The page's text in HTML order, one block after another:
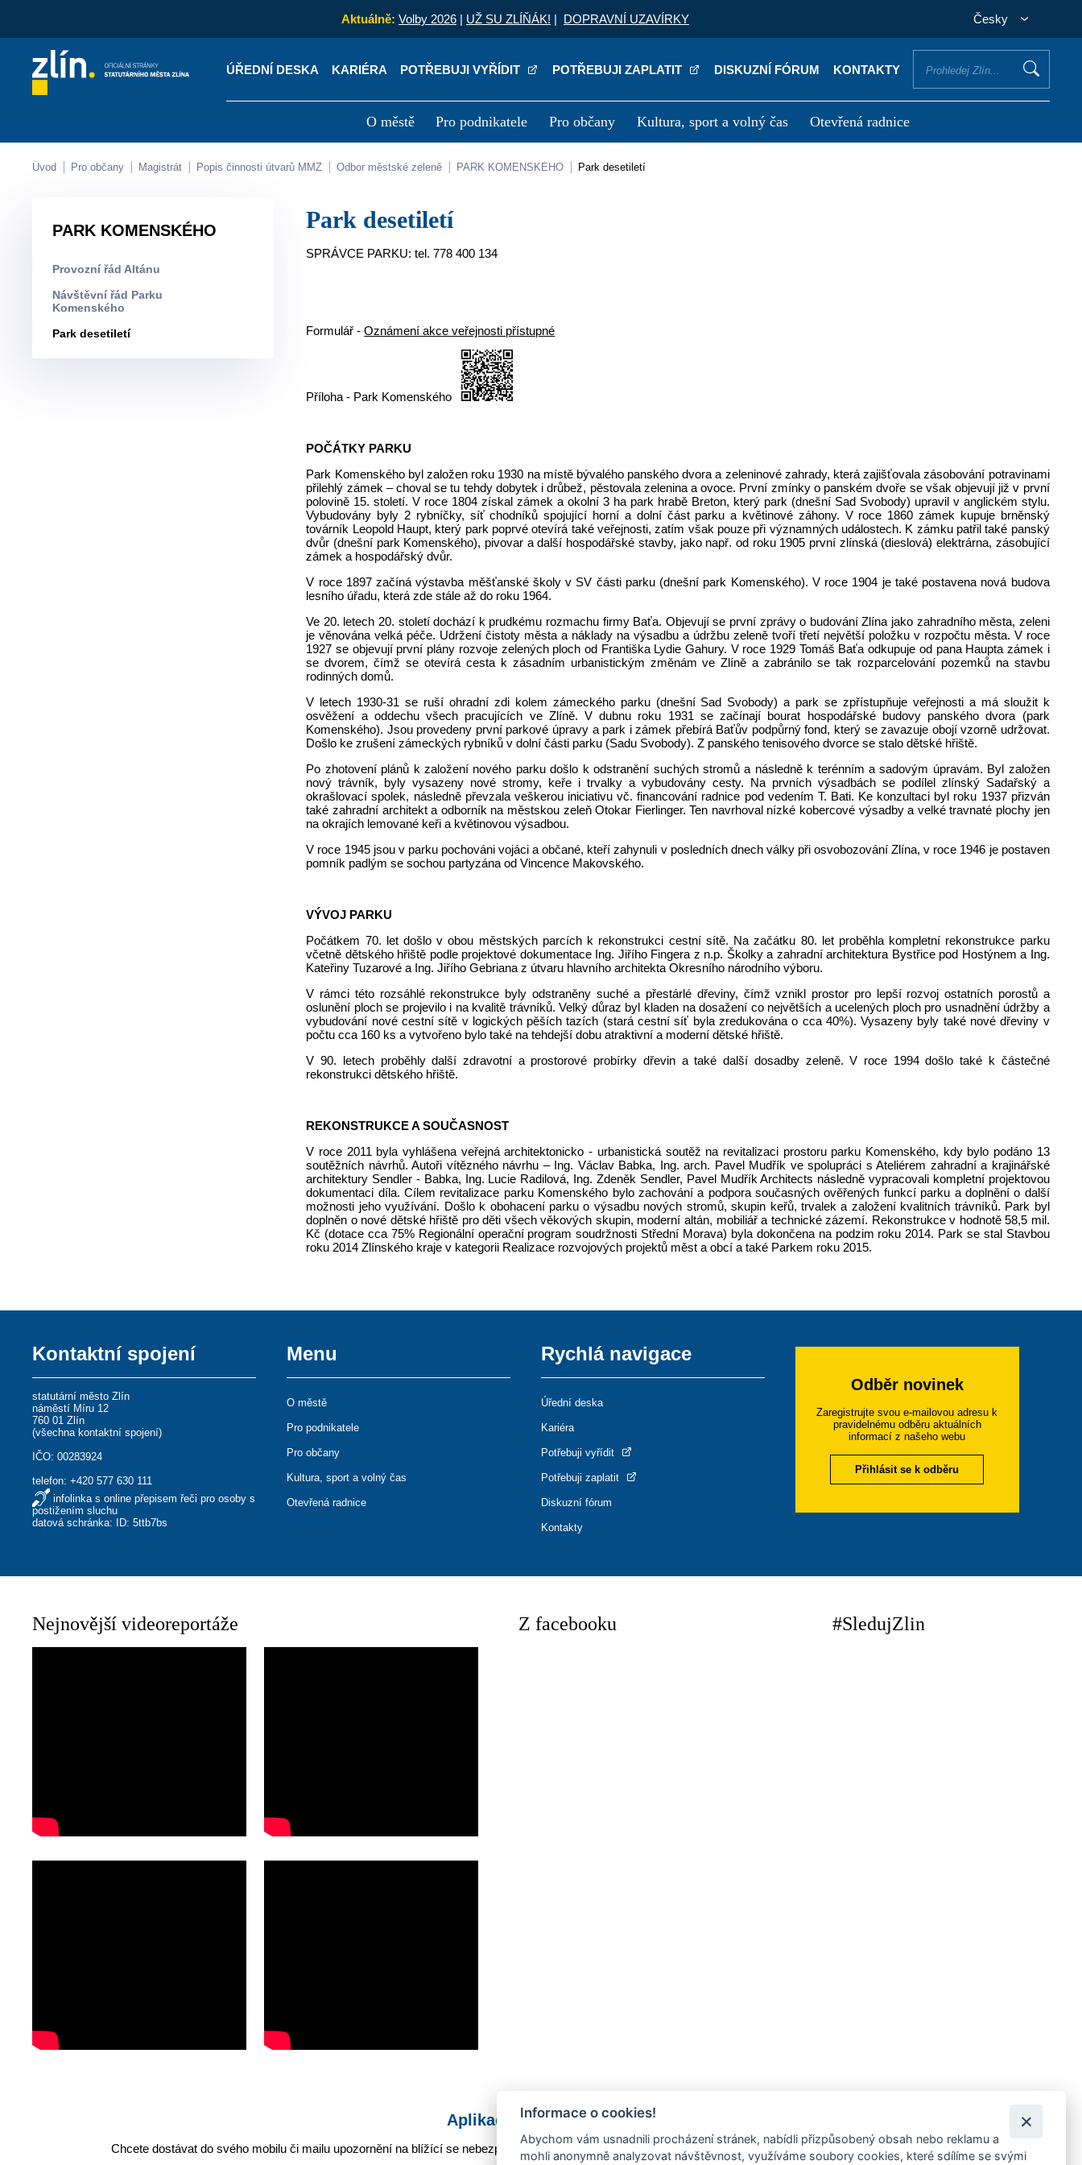
Aktuálně: Volby 2026 | UŽ SU ZLÍŇÁK! | DOPRAVNÍ UZAVÍRKY Česky
ÚŘEDNÍ DESKA KARIÉRA POTŘEBUJI VYŘÍDIT POTŘEBUJI ZAPLATIT DISKUZNÍ FÓRUM KONTAKTY
O městě Pro podnikatele Pro občany Kultura, sport a volný čas Otevřená radnice
Kontakty Úřední deska Kariéra
Úvod Pro občany Magistrát Popis činnosti útvarů MMZ Odbor městské zeleně PARK KOMENSKÉHO Park desetiletí
PARK KOMENSKÉHO
Provozní řád Altánu
Návštěvní řád Parku
Komenského
Park desetiletí
Park desetiletí
SPRÁVCE PARKU: tel. 778 400 134
Formulář -Oznámení akce veřejnosti přístupné
Příloha - Park Komenského
POČÁTKY PARKU
Park Komenského byl založen roku 1930 na místě bývalého panského dvora a zeleninové zahrady, která zajišťovala zásobování potravinami
přilehlý zámek – choval se tu tehdy dobytek i drůbež, pěstovala zelenina a ovoce. První zmínky o panském dvoře se však objevují již v první
polovině 15. století. V roce 1804 získal zámek a okolní 3 ha park hrabě Breton, který park (dnešní Sad Svobody) upravil v anglickém stylu.
Vybudovány byly 2 rybníčky, síť chodníků spojující horní a dolní část parku a květinové záhony. V roce 1860 zámek kupuje brněnský
továrník Leopold Haupt, který park poprvé otevírá také veřejnosti, zatím však pouze při významných událostech. K zámku patřil také panský
dvůr (dnešní park Komenského), pivovar a další hospodářské stavby, jako např. od roku 1905 první zlínská (dieslová) elektrárna, zásobující
zámek a hospodářský dvůr.
V roce 1897 začíná výstavba měšťanské školy v SV části parku (dnešní park Komenského). V roce 1904 je také postavena nová budova
lesního úřadu, která zde stále až do roku 1964.
Ve 20. letech 20. století dochází k prudkému rozmachu firmy Baťa. Objevují se první zprávy o budování Zlína jako zahradního města, zeleni
je věnována velká péče. Udržení čistoty města a náklady na výsadbu a údržbu zeleně tvoří třetí největší položku v rozpočtu města. V roce
1927 se objevují první plány rozvoje zelených ploch od Františka Lydie Gahury. V roce 1929 Tomáš Baťa odkupuje od pana Haupta zámek i
se dvorem, čímž se otevírá cesta k zásadním urbanistickým změnám ve Zlíně a zabránilo se tak rozparcelování pozemků na stavbu
rodinných domů.
V letech 1930-31 se ruší ohradní zdi kolem zámeckého parku (dnešní Sad Svobody) a park se zpřístupňuje veřejnosti a má sloužit k
osvěžení a oddechu všech pracujících ve Zlíně. V dubnu roku 1931 se začínají bourat hospodářské budovy panského dvora (park
Komenského). Jsou provedeny první parkové úpravy a park i zámek přebírá Baťův podpůrný fond, který se zavazuje obojí vzorně udržovat.
Došlo ke zrušení zámeckých rybníků v dolní části parku (Sadu Svobody). Z panského tenisového dvorce se stalo dětské hřiště.
Po zhotovení plánů k založení nového parku došlo k odstranění suchých stromů a následně k terénním a sadovým úpravám. Byl založen
nový trávník, byly vysazeny nové stromy, keře i trvalky a vybudovány cesty. Na prvních výsadbách se podílel zlínský Sadařský a
okrašlovací spolek, následně převzala veškerou iniciativu vč. financování radnice pod vedením T. Bati. Ke konzultaci byl roku 1937 přizván
také zahradní architekt a odborník na městskou zeleň Otokar Fierlinger. Ten navrhoval nízké kobercové výsadby a velké travnaté plochy jen
na okrajích lemované keři a květinovou výsadbou.
V roce 1945 jsou v parku pochováni vojáci a občané, kteří zahynuli v posledních dnech války při osvobozování Zlína, v roce 1946 je postaven
pomník padlým se sochou partyzána od Vincence Makovského.
VÝVOJ PARKU
Počátkem 70. let došlo v obou městských parcích k rekonstrukci cestní sítě. Na začátku 80. let proběhla kompletní rekonstrukce parku
včetně dětského hřiště podle projektové dokumentace Ing. Jiřího Fingera z n.p. Školky a zahradní architektura Bystřice pod Hostýnem a Ing.
Kateřiny Tuzarové a Ing. Jiřího Gebriana z útvaru hlavního architekta Okresního národního výboru.
V rámci této rozsáhlé rekonstrukce byly odstraněny suché a přestárlé dřeviny, čímž vznikl prostor pro lepší rozvoj ostatních porostů a
oslunění ploch se projevilo i na kvalitě trávníků. Velký důraz byl kladen na dosažení co největších a ucelených ploch pro usnadnění údržby a
vybudování nové cestní sítě v logických pěších tazích (stará cestní síť byla zredukována o cca 40%). Vysazeny byly také nové dřeviny v
počtu cca 160 ks a vytvořeno bylo také na tehdejší dobu atraktivní a moderní dětské hřiště.
V 90. letech proběhly další zdravotní a prostorové probírky dřevin a také další dosadby zeleně. V roce 1994 došlo také k částečné
rekonstrukci dětského hřiště.
REKONSTRUKCE A SOUČASNOST
V roce 2011 byla vyhlášena veřejná architektonicko - urbanistická soutěž na revitalizaci prostoru parku Komenského, kdy bylo podáno 13
soutěžních návrhů. Autoři vítězného návrhu – Ing. Václav Babka, Ing. arch. Pavel Mudřík ve spolupráci s Ateliérem zahradní a krajinářské
architektury Sendler - Babka, Ing. Lucie Radilová, Ing. Zdeněk Sendler, Pavel Mudřík Architects následně vypracovali kompletní projektovou
dokumentaci díla. Cílem revitalizace parku Komenského bylo zachování a podpora současných ověřených funkcí parku a doplnění o další
možnosti jeho využívání. Došlo k obohacení parku o výsadbu nových stromů, skupin keřů, trvalek a založení kvalitních trávníků. Park byl
doplněn o nové dětské hřiště pro děti všech věkových skupin, moderní altán, mobiliář a technické zázemí. Rekonstrukce v hodnotě 58,5 mil.
Kč (dotace cca 75% Regionální operační program soudržnosti Střední Morava) byla dokončena na podzim roku 2014. Park se stal Stavbou
roku 2014 Zlínského kraje v kategorii Realizace rozvojových projektů měst a obcí a také Parkem roku 2015.
Kontaktní spojení
statutární město Zlín
náměstí Míru 12
760 01 Zlín
(všechna kontaktní spojení)
IČO: 00283924
telefon:+420 577 630 111
infolinka s online přepisem řeči pro osoby s
postižením sluchu
datová schránka: ID: 5ttb7bs
Menu
O městě
Pro podnikatele
Pro občany
Kultura, sport a volný čas
Otevřená radnice
Rychlá navigace
Úřední deska
Kariéra
Potřebuji vyřídit
Potřebuji zaplatit
Diskuzní fórum
Kontakty
Odběr novinek
Zaregistrujte svou e-mailovou adresu k
pravidelnému odběru aktuálních
informací z našeho webu
Přihlásit se k odběru
Nejnovější videoreportáže Z facebooku #SledujZlin
Aplikace Mobilní rozhlas
Chcete dostávat do svého mobilu či mailu upozornění na blížící se nebezpečí, odstávky, poruchy a výpadky energií, ankety, pozvánky na kulturní a sportovní akce?
Informace o cookies!
Abychom vám usnadnili procházení stránek, nabídli přizpůsobený obsah nebo reklamu a
mohli anonymně analyzovat návštěvnost, využíváme soubory cookies, které sdílíme se svými